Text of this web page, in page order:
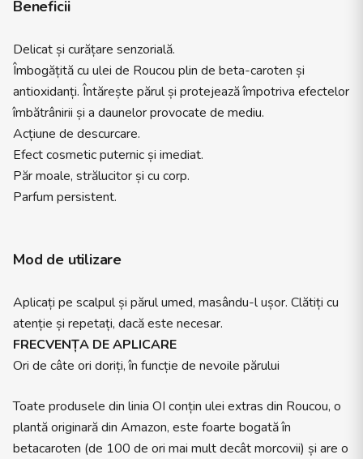
Beneficii
Delicat și curățare senzorială.
Îmbogățită cu ulei de Roucou plin de beta-caroten și
antioxidanți. Întărește părul și protejează împotriva efectelor
îmbătrânirii și a daunelor provocate de mediu.
Acțiune de descurcare.
Efect cosmetic puternic și imediat.
Păr moale, strălucitor și cu corp.
Parfum persistent.
Mod de utilizare
Aplicați pe scalpul și părul umed, masându-l ușor. Clătiți cu
atenție și repetați, dacă este necesar.
FRECVENȚA DE APLICARE
Ori de câte ori doriți, în funcție de nevoile părului
Toate produsele din linia OI conțin ulei extras din Roucou, o
plantă originară din Amazon, este foarte bogată în
betacaroten (de 100 de ori mai mult decât morcovii) și are o